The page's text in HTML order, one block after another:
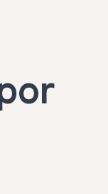
Preferido por